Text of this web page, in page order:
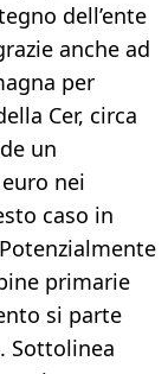
dell’ente
anche ad
per
Cer, circa
un
nei
caso in
primarie
si parte
Sottolinea